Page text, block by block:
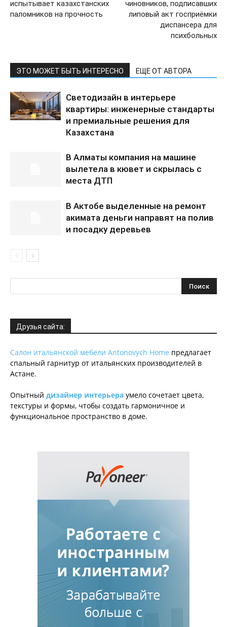
испытывает казахстанских
паломников на прочность
чиновников, подписавших
липовый акт госприёмки
диспансера для
психбольных
ЭТО МОЖЕТ БЫТЬ ИНТЕРЕСНО ЕЩЕ ОТ АВТОРА
Светодизайн в интерьере
квартиры: инженерные стандарты
и премиальные решения для
Казахстана
В Алматы компания на машине
вылетела в кювет и скрылась с
места ДТП
В Актобе выделенные на ремонт
акимата деньги направят на полив
и посадку деревьев
Друзья сайта:
Салон итальянской мебели Antonovych Home предлагает
спальный гарнитур от итальянских производителей в
Астане.
Опытный дизайнер интерьера умело сочетает цвета,
текстуры и формы, чтобы создать гармоничное и
функциональное пространство в доме.